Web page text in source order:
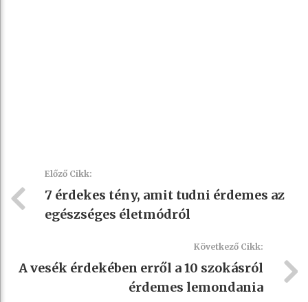
Előző Cikk:
7 érdekes tény, amit tudni érdemes az
egészséges életmódról
Következő Cikk:
A vesék érdekében erről a 10 szokásról
érdemes lemondania